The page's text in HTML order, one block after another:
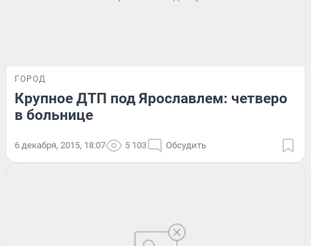
ГОРОД
Крупное ДТП под Ярославлем: четверо
в больнице
6 декабря, 2015, 18:07 5 103 Обсудить